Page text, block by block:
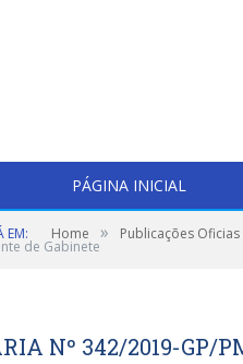
PÁGINA INICIAL
EM: Home » Publicações Oficias
de Gabinete
Nº 342/2019-GP/